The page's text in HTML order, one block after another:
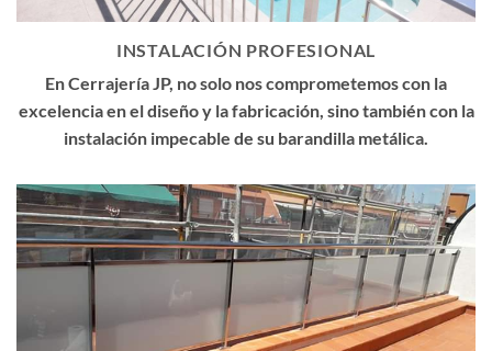
INSTALACIÓN PROFESIONAL
En Cerrajería JP, no solo nos comprometemos con la
excelencia en el diseño y la fabricación, sino también con la
instalación impecable de su barandilla metálica.